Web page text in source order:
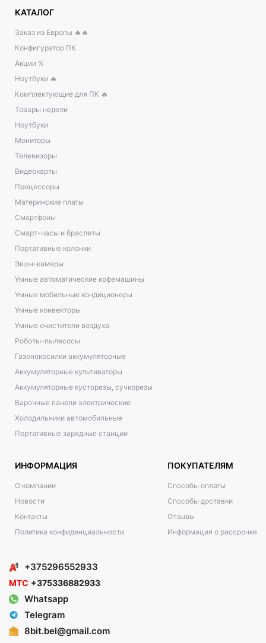
КАТАЛОГ
Заказ из Европы 🔥🔥
Конфигуратор ПК
Акции %
Ноутбуки 🔥
Комплектующие для ПК 🔥
Товары недели
Ноутбуки
Мониторы
Телевизоры
Видеокарты
Процессоры
Материнские платы
Смартфоны
Смарт-часы и браслеты
Портативные колонки
Экшн-камеры
Умные автоматические кофемашины
Умные мобильные кондиционеры
Умные конвекторы
Умные очистители воздуха
Роботы-пылесосы
Газонокосилки аккумуляторные
Аккумуляторные культиваторы
Аккумуляторные кусторезы, сучкорезы
Варочные панели электрические
Холодильники автомобильные
Портативные зарядные станции
ИНФОРМАЦИЯ
О компании
Новости
Контакты
Политика конфиденциальности
ПОКУПАТЕЛЯМ
Способы оплаты
Способы доставки
Отзывы
Информация о рассрочке
+375296552933
МТС +375336882933
Whatsapp
Telegram
8bit.bel@gmail.com